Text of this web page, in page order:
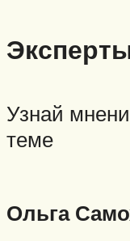
Узнай
теме
Ольга